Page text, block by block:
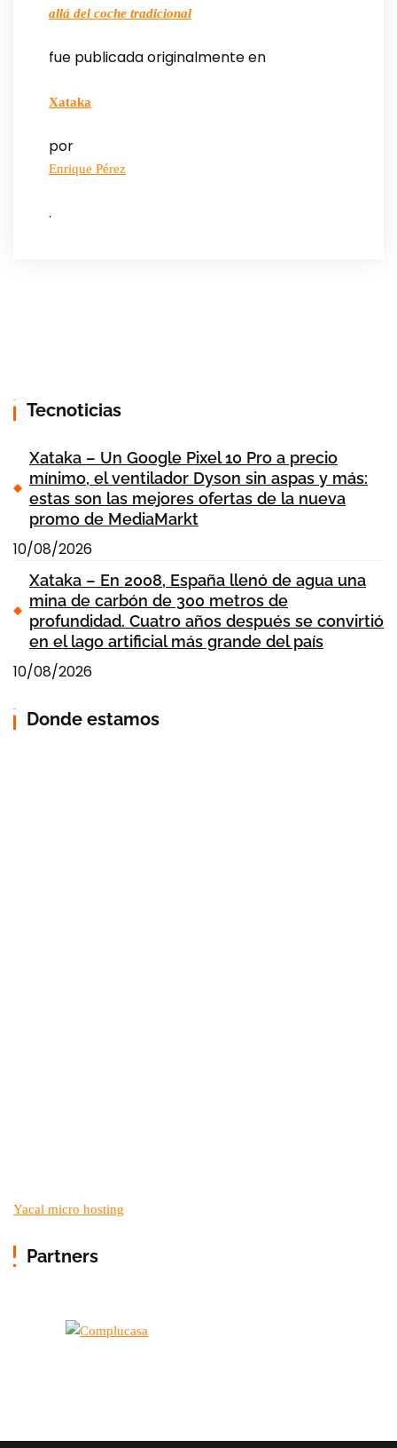
allá del coche tradicional
fue publicada originalmente en
Xataka
por
Enrique Pérez
.
Tecnoticias
Xataka – Un Google Pixel 10 Pro a precio
mínimo, el ventilador Dyson sin aspas y más:
estas son las mejores ofertas de la nueva
promo de MediaMarkt
10/08/2026
Xataka – En 2008, España llenó de agua una
mina de carbón de 300 metros de
profundidad. Cuatro años después se convirtió
en el lago artificial más grande del país
10/08/2026
Donde estamos
Yacal micro hosting
Partners